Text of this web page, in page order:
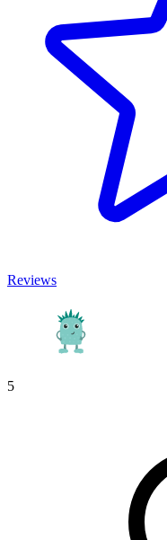
Reviews
5